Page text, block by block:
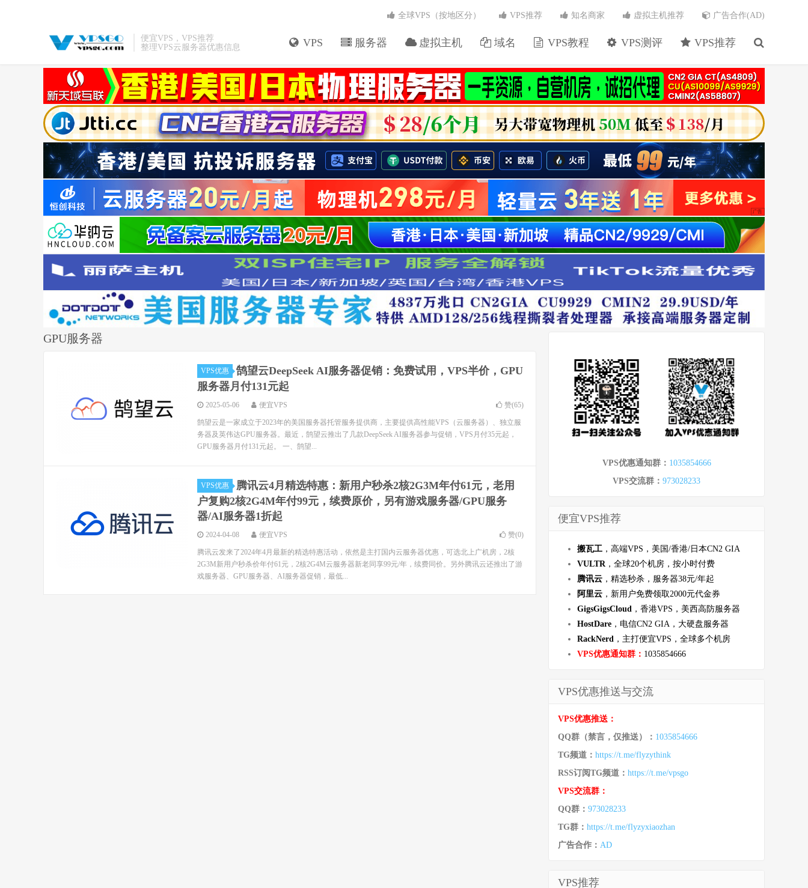
便宜VPS，VPS推荐
整理VPS云服务器优惠信息
VPS 服务器 虚拟主机 域名 VPS教程 VPS测评 VPS推荐
全球VPS（按地区分） VPS推荐 知名商家 虚拟主机推荐 广告合作(AD)
GPU服务器
VPS优惠
鹄望云DeepSeek AI服务器促销：免费试用，VPS半价，GPU
服务器月付131元起
2025-05-06 便宜VPS 赞(65)
鹄望云是一家成立于2023年的美国服务器托管服务提供商，主要提供高性能VPS（云服务器）、独立服
务器及英伟达GPU服务器。最近，鹄望云推出了几款DeepSeek AI服务器参与促销，VPS月付35元起，
GPU服务器月付131元起。 一、鹄望...
VPS优惠
腾讯云4月精选特惠：新用户秒杀2核2G3M年付61元，老用
户复购2核2G4M年付99元，续费原价，另有游戏服务器/GPU服务
器/AI服务器1折起
2024-04-08 便宜VPS 赞(0)
腾讯云发来了2024年4月最新的精选特惠活动，依然是主打国内云服务器优惠，可选北上广机房，2核
2G3M新用户秒杀价年付61元，2核2G4M云服务器新老同享99元/年，续费同价。另外腾讯云还推出了游
戏服务器、GPU服务器、AI服务器促销，最低...
VPS优惠通知群： 1035854666
VPS交流群： 973028233
便宜VPS推荐
搬瓦工 ，高端VPS，美国/香港/日本CN2 GIA
VULTR ，全球20个机房，按小时付费
腾讯云 ，精选秒杀，服务器38元/年起
阿里云 ，新用户免费领取2000元代金券
GigsGigsCloud ，香港VPS，美西高防服务器
HostDare ，电信CN2 GIA，大硬盘服务器
RackNerd ，主打便宜VPS，全球多个机房
VPS优惠通知群： 1035854666
VPS优惠推送与交流
VPS优惠推送：
QQ群（禁言，仅推送）： 1035854666
TG频道： https://t.me/flyzythink
RSS订阅TG频道： https://t.me/vpsgo
VPS交流群：
QQ群： 973028233
TG群： https://t.me/flyzyxiaozhan
广告合作： AD
VPS推荐